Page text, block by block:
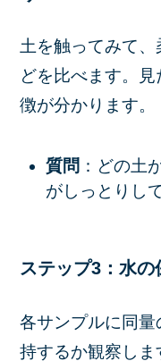
土を触ってみて
どを比べます。
徴が分かります。
質問 ：どの土
がしっとりし
ステップ3：水の
各サンプルに同
持するか観察し